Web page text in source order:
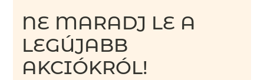
NE MARADJ LE A
LEGÚJABB
AKCIÓKRÓL!